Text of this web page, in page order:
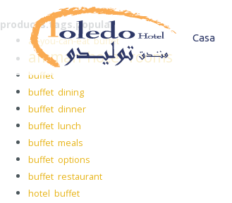
Casa
products.tags.popular
all-you-can-eat buffet
amman hotel rooms
buffet
buffet dining
buffet dinner
buffet lunch
buffet meals
buffet options
buffet restaurant
hotel buffet